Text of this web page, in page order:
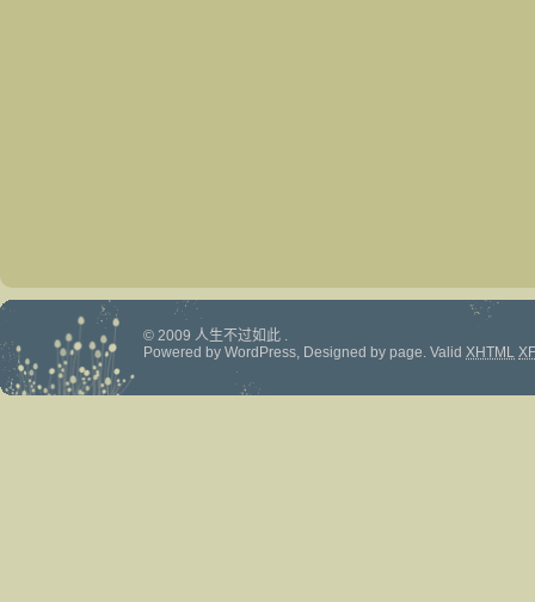
© 2009 人生不过如此 .
Powered by WordPress, Designed by page. Valid XHTML